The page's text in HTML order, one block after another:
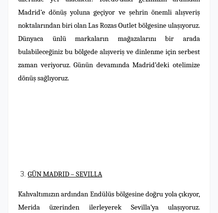
Madrid’e dönüş yoluna geçiyor ve şehrin önemli alışveriş
noktalarından biri olan Las Rozas Outlet bölgesine ulaşıyoruz.
Dünyaca ünlü markaların mağazalarını bir arada
bulabileceğiniz bu bölgede alışveriş ve dinlenme için serbest
zaman veriyoruz. Günün devamında Madrid’deki otelimize
dönüş sağlıyoruz.
GÜN MADRID – SEVILLA
Kahvaltımızın ardından Endülüs bölgesine doğru yola çıkıyor,
Merida üzerinden ilerleyerek Sevilla’ya ulaşıyoruz.